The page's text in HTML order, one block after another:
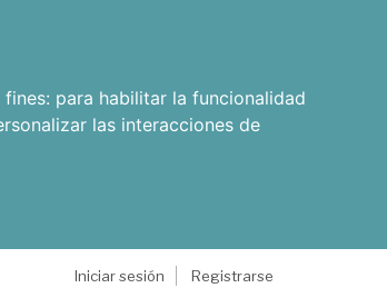
para habilitar la funcionalidad
las interacciones de
Iniciar sesión
Registrarse